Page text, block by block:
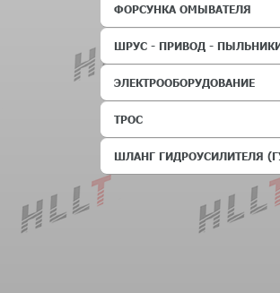
ФОРСУНКА ОМЫВАТЕЛЯ
ШРУС - ПРИВОД -
ЭЛЕКТРООБОРУДОВАНИЕ
ТРОС
ШЛАНГ ГИДРОУСИЛИТЕЛЯ